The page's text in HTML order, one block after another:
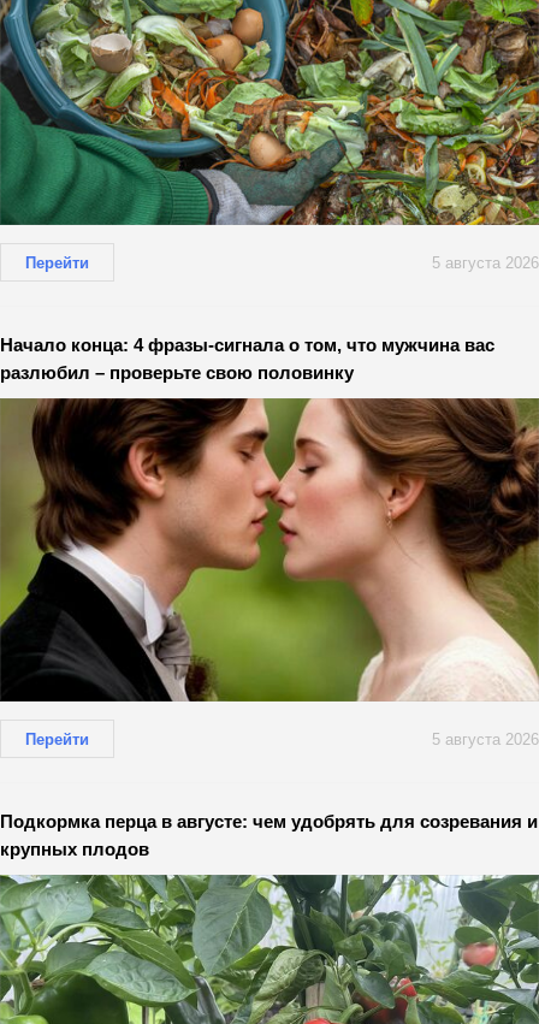
Перейти 5 августа 2026
Начало конца: 4 фразы-сигнала о том, что мужчина вас
разлюбил – проверьте свою половинку
Перейти 5 августа 2026
Подкормка перца в августе: чем удобрять для созревания и
крупных плодов